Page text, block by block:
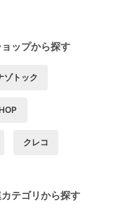
ップから探す
ゾトック
クレコ
テゴリから探す